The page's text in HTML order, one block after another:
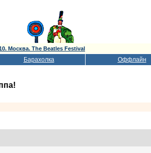
Москва. The Beatles Festival
Барахолка Оффлайн